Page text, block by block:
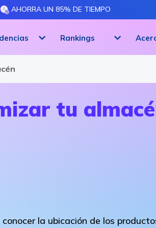
AHORRA UN 85% DE TIEMPO
Rankings
tu
la ubicación de los